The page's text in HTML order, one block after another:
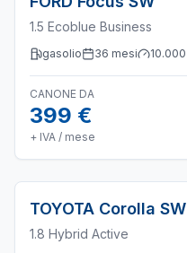
1.5 Ecoblue Business
gasolio 36 mesi 10.000
CANONE DA
399 €
+ IVA / mese
TOYOTA Corolla SW
1.8 Hybrid Active